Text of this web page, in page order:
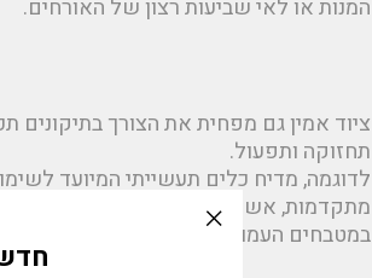
המנות או לאי שביעות רצון של האורחים.
ציוד אמין גם מפחית את הצורך בתיקונים
תחזוקה ותפעול.
לדוגמה, מדיח כלים תעשייתי המיועד
מתקדמות, אשר מבטיחות כי המכשיר יעבוד
במטבחים העמוסים ביותר.